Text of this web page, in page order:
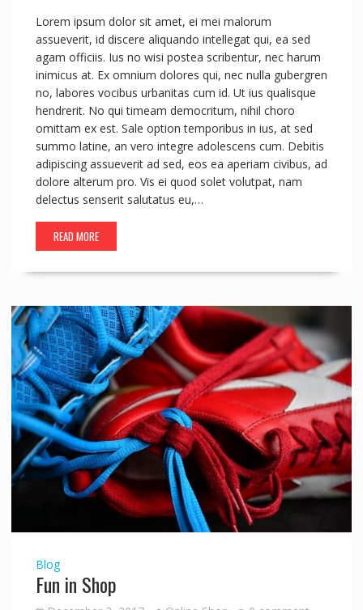
Lorem ipsum dolor sit amet, ei mei malorum
assueverit, id discere aliquando intellegat qui, ea sed
agam officiis. Ius no wisi postea scribentur, nec harum
inimicus at. Ex omnium dolores qui, nec nulla gubergren
no, labores vocibus urbanitas cum id. Ut ius qualisque
hendrerit. No qui timeam democritum, nihil choro
omittam ex est. Sale option temporibus in ius, at sed
summo latine, an vero integre adolescens cum. Debitis
adipiscing assueverit ad sed, eos ea aperiam civibus, ad
dolore alterum pro. Vis ei quod solet volutpat, nam
delectus senserit salutatus eu,…
READ MORE
Blog
Fun in Shop